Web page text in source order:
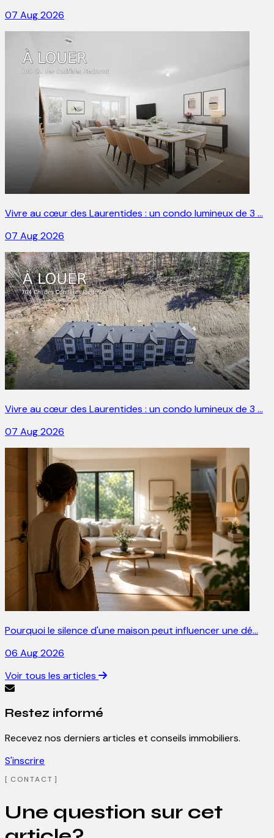
07 Aug 2026
Vivre au cœur des Laurentides : un condo lumineux de 3 …
07 Aug 2026
Vivre au cœur des Laurentides : un condo lumineux de 3 …
07 Aug 2026
Pourquoi le silence d'une maison peut influencer une dé…
06 Aug 2026
Voir tous les articles
Restez informé
Recevez nos derniers articles et conseils immobiliers.
S'inscrire
CONTACT
Une question sur cet